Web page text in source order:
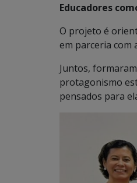
Educadores
O projeto é
em parceria com
Juntos,
protagonismo
pensados para